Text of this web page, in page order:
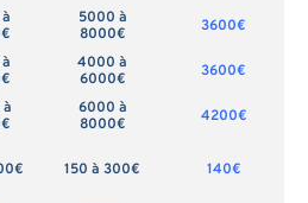
5000 à
8000€
3600€
4000 à
6000€
3600€
6000 à
8000€
4200€
150 à 300€ 140€